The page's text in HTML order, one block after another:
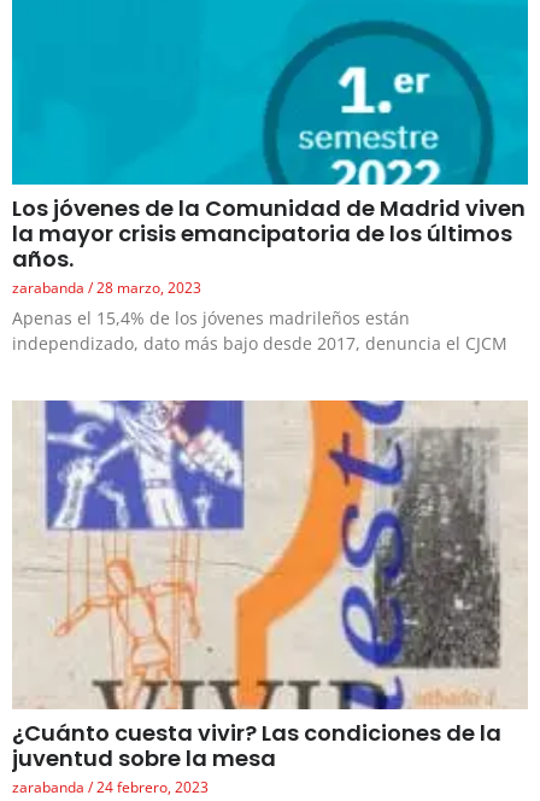
Los jóvenes de la Comunidad de Madrid viven
la mayor crisis emancipatoria de los últimos
años.
zarabanda 28 marzo, 2023
Apenas el 15,4% de los jóvenes madrileños están
independizado, dato más bajo desde 2017, denuncia el CJCM
¿Cuánto cuesta vivir? Las condiciones de la
juventud sobre la mesa
zarabanda 24 febrero, 2023